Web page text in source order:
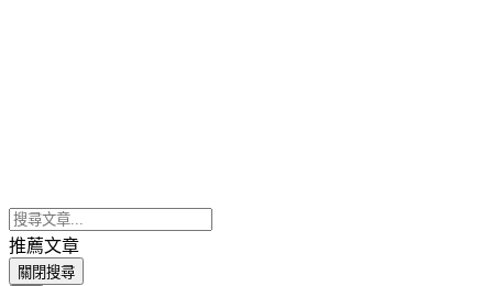
推薦文章
關閉搜尋